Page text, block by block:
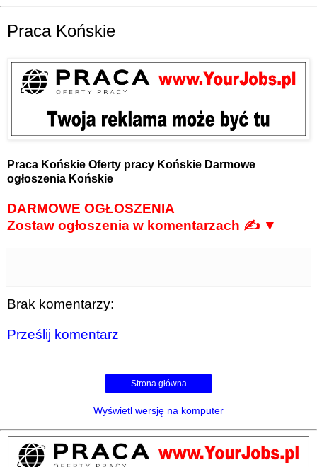
Praca Końskie
Praca Końskie Oferty pracy Końskie Darmowe
ogłoszenia Końskie
DARMOWE OGŁOSZENIA
Zostaw ogłoszenia w komentarzach ✍ ▼
Brak komentarzy:
Prześlij komentarz
Strona główna
Wyświetl wersję na komputer